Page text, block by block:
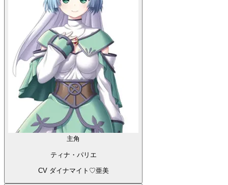
主角
ティナ・パリエ
CV ダイナマイト♡亜美